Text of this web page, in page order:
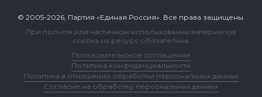
© 2005-2026, Партия «Единая Россия». Все права защищены.
При полном или частичном использовании материалов
ссылка на ресурс обязательна.
Пользовательское соглашение
Политика конфиденциальности
Политика в отношении обработки персональных данных
Согласие на обработку персональных данных